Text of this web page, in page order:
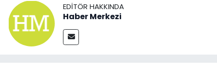
EDITÖR HAKKINDA
Haber Merkezi